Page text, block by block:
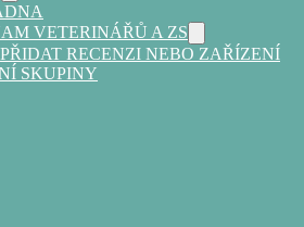
VETERINÁŘŮ A ZS
PŘIDAT RECENZI NEBO ZAŘÍZENÍ
SKUPINY